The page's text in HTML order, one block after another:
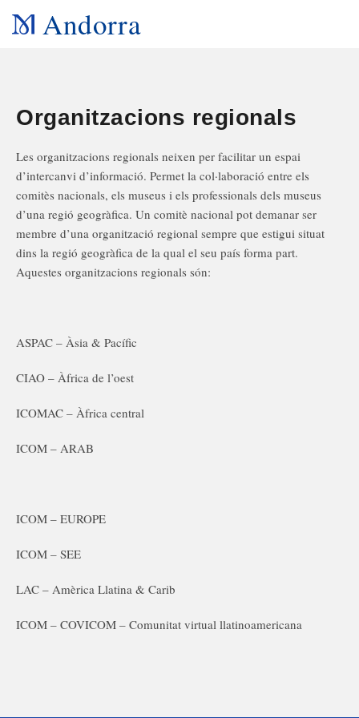
Andorra
Organitzacions regionals
Les organitzacions regionals neixen per facilitar un espai
d’intercanvi d’informació. Permet la col·laboració entre els
comitès nacionals, els museus i els professionals dels museus
d’una regió geogràfica. Un comitè nacional pot demanar ser
membre d’una organització regional sempre que estigui situat
dins la regió geogràfica de la qual el seu país forma part.
Aquestes organitzacions regionals són:
ASPAC – Àsia & Pacífic
CIAO – Àfrica de l’oest
ICOMAC – Àfrica central
ICOM – ARAB
ICOM – EUROPE
ICOM – SEE
LAC – Amèrica Llatina & Carib
ICOM – COVICOM – Comunitat virtual llatinoamericana